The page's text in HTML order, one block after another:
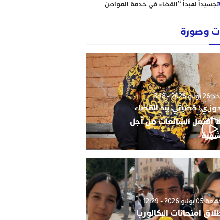
تجسيداً لمبدأ “القضاء في خدمة المواطن
رؤساء ونقباء للمحامين يتضامنون مع الاستاذ
حاجي .
من يحمي وجدة من كارثة عقارية وشيكة؟
أحكام نافذة، رسوم مجمدة، ومشاريع
سكنية مشبوهة تهدد هيبة القانون وأمن
التعمير
وصورة
2026 - 3:18
قضيتي بيد القضاء
أفتعل الشائعات من أجل
يونيو 2026 - 12:29
امتحانات البكالوريا